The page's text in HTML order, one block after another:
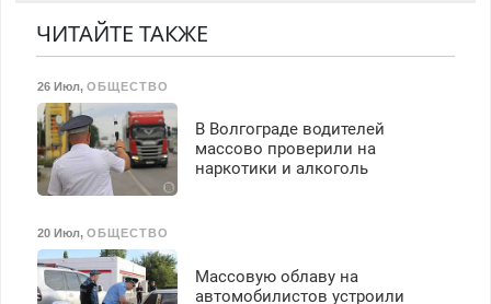
безопасности с з/п до
125000 руб.
ЧИТАЙТЕ ТАКЖЕ
26 Июл, ОБЩЕСТВО
В Волгограде водителей
массово проверили на
наркотики и алкоголь
20 Июл, ОБЩЕСТВО
Массовую облаву на
автомобилистов устроили